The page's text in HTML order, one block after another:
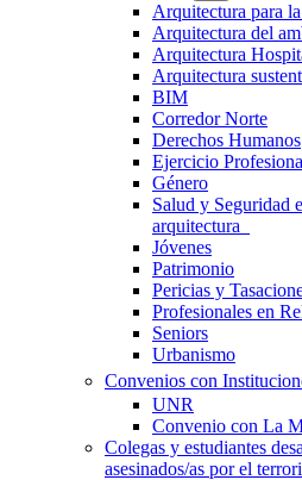
Arquitectura para
Arquitectura del
Arquitectura
Arquitectura
BIM
Corredor Norte
Derechos Humanos
Ejercicio
Género
Salud y Seguridad
arquitectura
Jóvenes
Patrimonio
Pericias y
Profesionales en
Seniors
Urbanismo
Convenios con
UNR
Convenio con La
Colegas y estudiantes
asesinados/as por el